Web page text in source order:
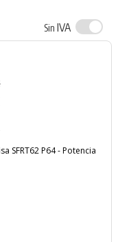
Sin IVA
SFRT62 P64 - Potencia